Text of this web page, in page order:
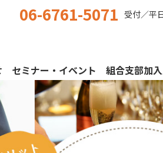
セミナー・イベント 組合支部加
06-6761-5071 受付／平